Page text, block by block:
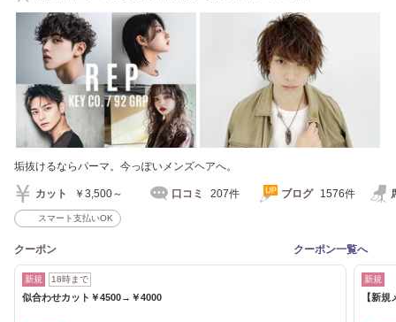
垢抜けるならパーマ。今っぽいメンズヘアへ。
カット ￥3,500～ 口コミ 207件 ブログ 1576件
スマート支払いOK
クーポン クーポン一覧へ
新規 18時まで
似合わせカット￥4500→￥4000
新規
【新